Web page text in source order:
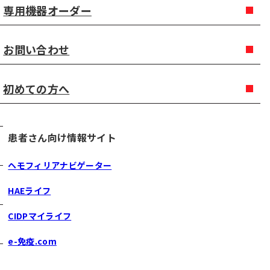
専用機器オーダー
お問い合わせ
初めての方へ
患者さん向け情報サイト
ヘモフィリアナビゲーター
HAEライフ
CIDPマイライフ
e-免疫.com